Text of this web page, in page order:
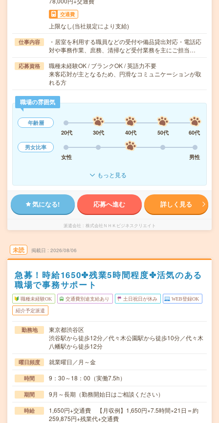
交通費
上限なし(当社規定により支給)
仕事内容
・居室を利用する職員などの受付や備品貸出対応・電話応
対や事務作業、庶務、清掃など受付業務を主にご担当…
応募資格
職種未経験OK / ブランクOK / 英語力不要
来客応対が主となるため、円滑なコミュニケーションが取
れる方
職場の雰囲気
年齢層
20代
30代 40代 50代
60代
男女比率
女性
男性
もっと見る
気になる! 応募へ進む 詳しく見る
派遣会社 株式会社ＮＨＫビジネスクリエイト
未読 掲載日 2026/08/06
急募！時給1650✤残業5時間程度✤活気のある
職場で事務サポート
職種未経験OK 交通費別途支給あり 土日祝日が休み WEB登録OK
紹介予定派遣
勤務地
東京都渋谷区
渋谷駅から徒歩12分／代々木公園駅から徒歩10分／代々木
八幡駅から徒歩12分
曜日頻度 就業曜日／月～金
時間 9：30～18：00（実働7.5h）
期間 9月～長期（勤務開始日はご相談ください）
時給
1,650円+交通費 【月収例】1,650円×7.5時間×21日＝約
259,875円+残業代+交通費